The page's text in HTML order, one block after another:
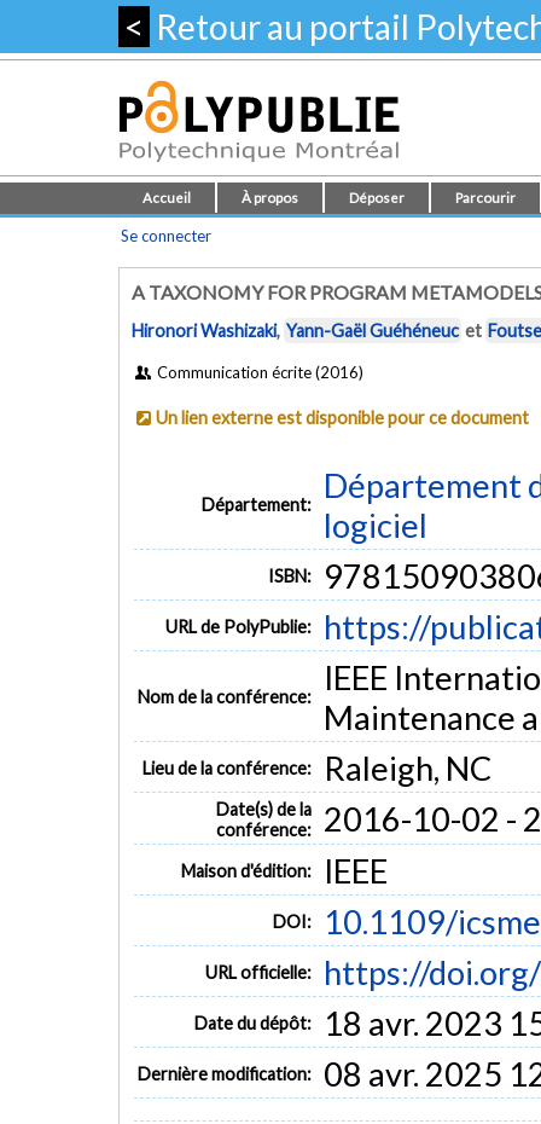
< Retour au portail
Accueil À propos Déposer Parcourir
Se connecter
A TAXONOMY FOR PROGRAM
Hironori Washizaki, Yann-Gaël Guéhéneuc et
Communication écrite (2016)
Un lien externe est disponible pour ce document
Département:
Département
logiciel
ISBN:
URL de PolyPublie: https://
Nom de la conférence:
IEEE
Maintenance
Lieu de la conférence: Raleigh, NC
Date(s) de la
conférence:
2016-10-02 -
Maison d'édition: IEEE
DOI: 10.1109/
URL officielle: https://
Date du dépôt: 18 avr. 2023
Dernière modification: 08 avr. 2025